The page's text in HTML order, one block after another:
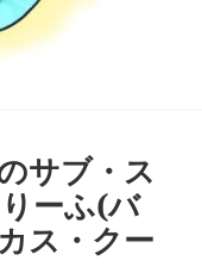
サブ・ス
ーふ(バ
ス・クー